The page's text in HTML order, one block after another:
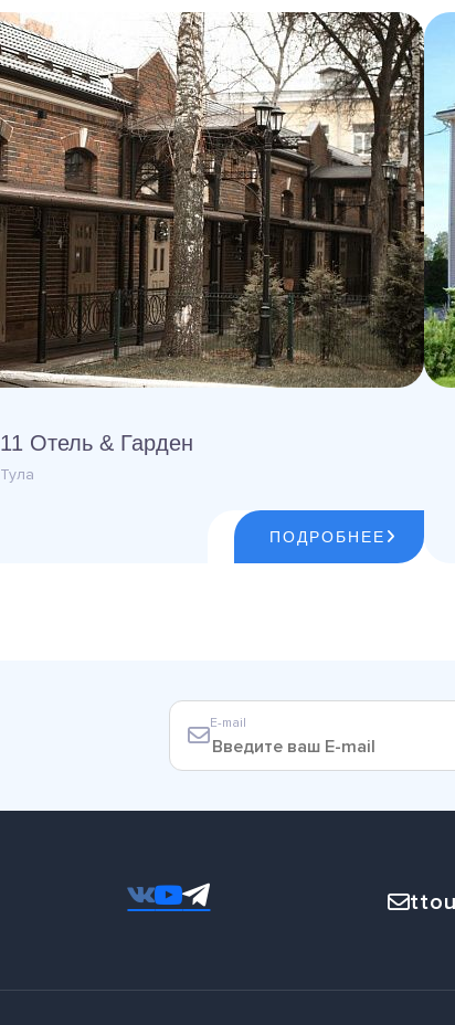
11 Отель & Гарден
Тула
ПОДРОБНЕЕ
E-mail